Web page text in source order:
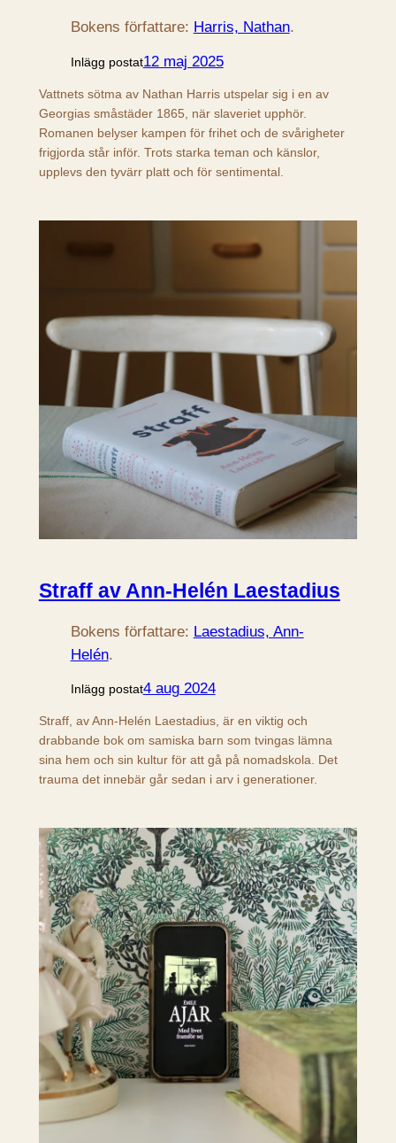
Bokens författare: Harris, Nathan.
Inlägg postat12 maj 2025
Vattnets sötma av Nathan Harris utspelar sig i en av
Georgias småstäder 1865, när slaveriet upphör.
Romanen belyser kampen för frihet och de svårigheter
frigjorda står inför. Trots starka teman och känslor,
upplevs den tyvärr platt och för sentimental.
Straff av Ann-Helén Laestadius
Bokens författare: Laestadius, Ann-
Helén.
Inlägg postat4 aug 2024
Straff, av Ann-Helén Laestadius, är en viktig och
drabbande bok om samiska barn som tvingas lämna
sina hem och sin kultur för att gå på nomadskola. Det
trauma det innebär går sedan i arv i generationer.